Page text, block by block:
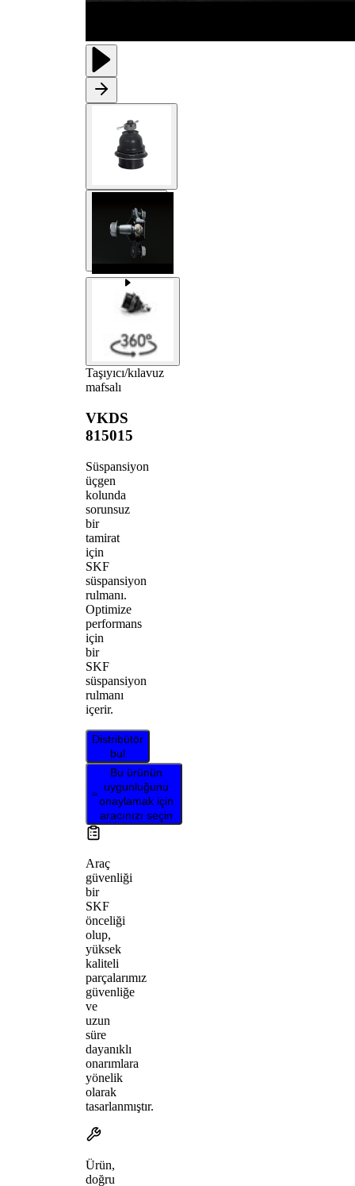
Taşıyıcı/kılavuz
mafsalı
VKDS
815015
Süspansiyon
üçgen
kolunda
sorunsuz
bir
tamirat
için
SKF
süspansiyon
rulmanı.
Optimize
performans
için
bir
SKF
süspansiyon
rulmanı
içerir.
Distribütör
bul
Bu ürünün
uygunluğunu
onaylamak için
aracınızı seçin
Araç
güvenliği
bir
SKF
önceliği
olup,
yüksek
kaliteli
parçalarımız
güvenliğe
ve
uzun
süre
dayanıklı
onarımlara
yönelik
olarak
tasarlanmıştır.
Ürün,
doğru